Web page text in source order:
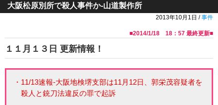
大阪松原別所で殺人事件か-山道製作所
2013年10月1日 /事件
■2014/1/18 18：57 最終更新■
１１月１３日 更新情報！
・11/13速報-大阪地検堺支部は11月12日、郭栄茂容疑者を
殺人と銃刀法違反の罪で起訴